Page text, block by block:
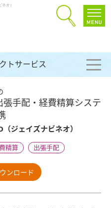
オ）
トサービス
張手配・経費精算システ
（ジェイズナビネオ）
精算 出張手配
ンロード